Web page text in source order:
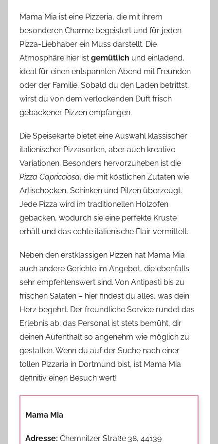
Mama Mia ist eine Pizzeria, die mit ihrem
besonderen Charme begeistert und für jeden
Pizza-Liebhaber ein Muss darstellt. Die
Atmosphäre hier ist gemütlich und einladend,
ideal für einen entspannten Abend mit Freunden
oder der Familie. Sobald du den Laden betrittst,
wirst du von dem verlockenden Duft frisch
gebackener Pizzen empfangen.
Die Speisekarte bietet eine Auswahl klassischer
italienischer Pizzasorten, aber auch kreative
Variationen. Besonders hervorzuheben ist die
Pizza Capricciosa, die mit köstlichen Zutaten wie
Artischocken, Schinken und Pilzen überzeugt.
Jede Pizza wird im traditionellen Holzofen
gebacken, wodurch sie eine perfekte Kruste
erhält und das echte italienische Flair vermittelt.
Neben den erstklassigen Pizzen hat Mama Mia
auch andere Gerichte im Angebot, die ebenfalls
sehr empfehlenswert sind. Von Antipasti bis zu
frischen Salaten – hier findest du alles, was dein
Herz begehrt. Der freundliche Service rundet das
Erlebnis ab; das Personal ist stets bemüht, dir
deinen Aufenthalt so angenehm wie möglich zu
gestalten. Wenn du auf der Suche nach einer
tollen Pizzaria in Dortmund bist, ist Mama Mia
definitiv einen Besuch wert!
Mama Mia
Adresse: Chemnitzer Straße 38, 44139